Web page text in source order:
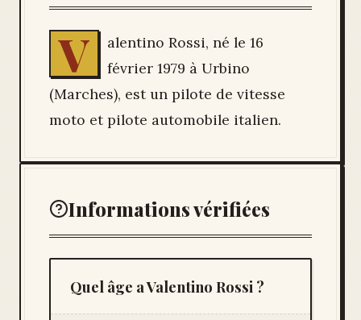
V
alentino Rossi, né le 16
février 1979 à Urbino
(Marches), est un pilote de vitesse
moto et pilote automobile italien.
Informations vérifiées
Quel âge a Valentino Rossi ?